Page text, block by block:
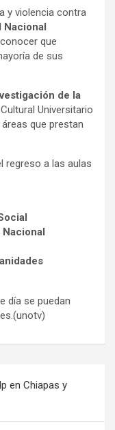
y violencia contra
Nacional
que
de sus
de la
Universitario
que prestan
regreso a las aulas
día se puedan
en Chiapas y